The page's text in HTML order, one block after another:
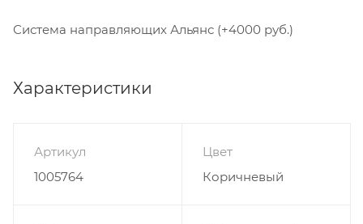
Система направляющих Альянс (+4000 руб.)
Характеристики
Артикул
1005764
Цвет
Коричневый